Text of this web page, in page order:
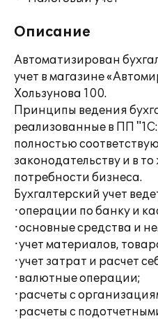
Описание
Автоматизирован
учет в магазине
Хользунова 100.
Принципы ведения
реализованные в ПП
полностью
законодательству и в
потребности бизнеса.
Бухгалтерский учет
·операции по банку и
·основные средства и
·учет материалов,
·учет затрат и расчет
·валютные операции;
·расчеты с
·расчеты с